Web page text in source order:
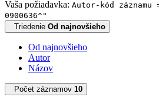
Vaša požiadavka: Autor-kód záznamu
0900636^"
Triedenie Od najnovšieho
Od najnovšieho
Autor
Názov
Počet záznamov 10